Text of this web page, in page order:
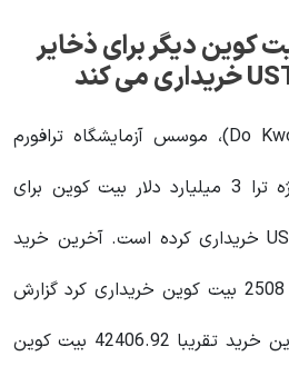
کوین دیگر برای ذخایر
از زمانی که دو کوون (Do Kwon)، موسس آزمایشگاه ترافورم
(Terraform) گفت که پروژه ترا 3 میلیارد دلار بیت کوین برای
ذخایر غیرمتمرکز فارکس UST خریداری کرده است. آخرین خرید
بنیاد لونا دو روز پیش که 2508 بیت کوین خریداری کرد گزارش
شد و والت آن پس از آخرین خرید تقریبا 42406.92 بیت کوین